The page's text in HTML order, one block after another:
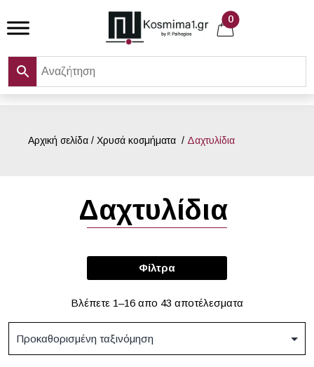
to
0
Αρχική σελίδα / Χρυσά κοσμήματα / Δαχτυλίδια
Δαχτυλίδια
Φίλτρα
Βλέπετε 1–16 απο 43 αποτέλεσματα